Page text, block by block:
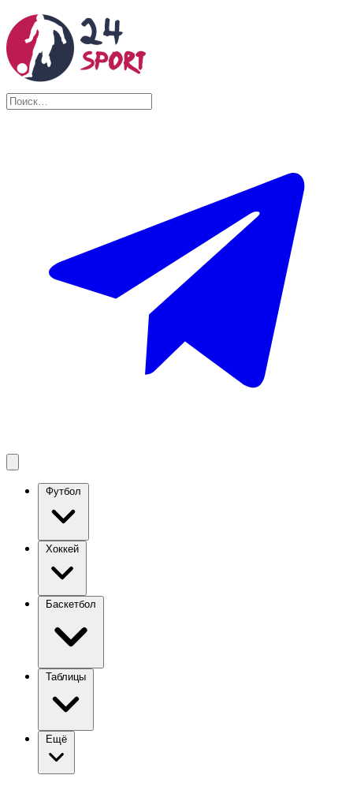
Футбол
Хоккей
Баскетбол
Таблицы
Ещё